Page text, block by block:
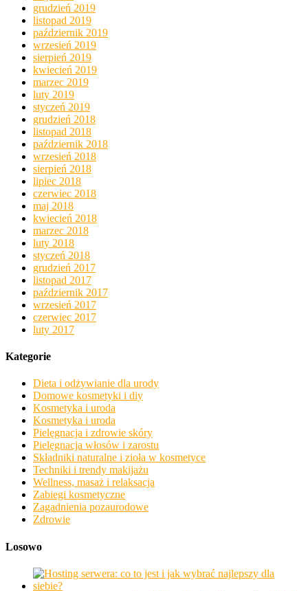
grudzień 2019
listopad 2019
październik 2019
wrzesień 2019
sierpień 2019
kwiecień 2019
marzec 2019
luty 2019
styczeń 2019
grudzień 2018
listopad 2018
październik 2018
wrzesień 2018
sierpień 2018
lipiec 2018
czerwiec 2018
maj 2018
kwiecień 2018
marzec 2018
luty 2018
styczeń 2018
grudzień 2017
listopad 2017
październik 2017
wrzesień 2017
czerwiec 2017
luty 2017
Kategorie
Dieta i odżywianie dla urody
Domowe kosmetyki i diy
Kosmetyka i uroda
Kosmetyka i uroda
Pielęgnacja i zdrowie skóry
Pielęgnacja włosów i zarostu
Składniki naturalne i zioła w kosmetyce
Techniki i trendy makijażu
Wellness, masaż i relaksacja
Zabiegi kosmetyczne
Zagadnienia pozaurodowe
Zdrowie
Losowo